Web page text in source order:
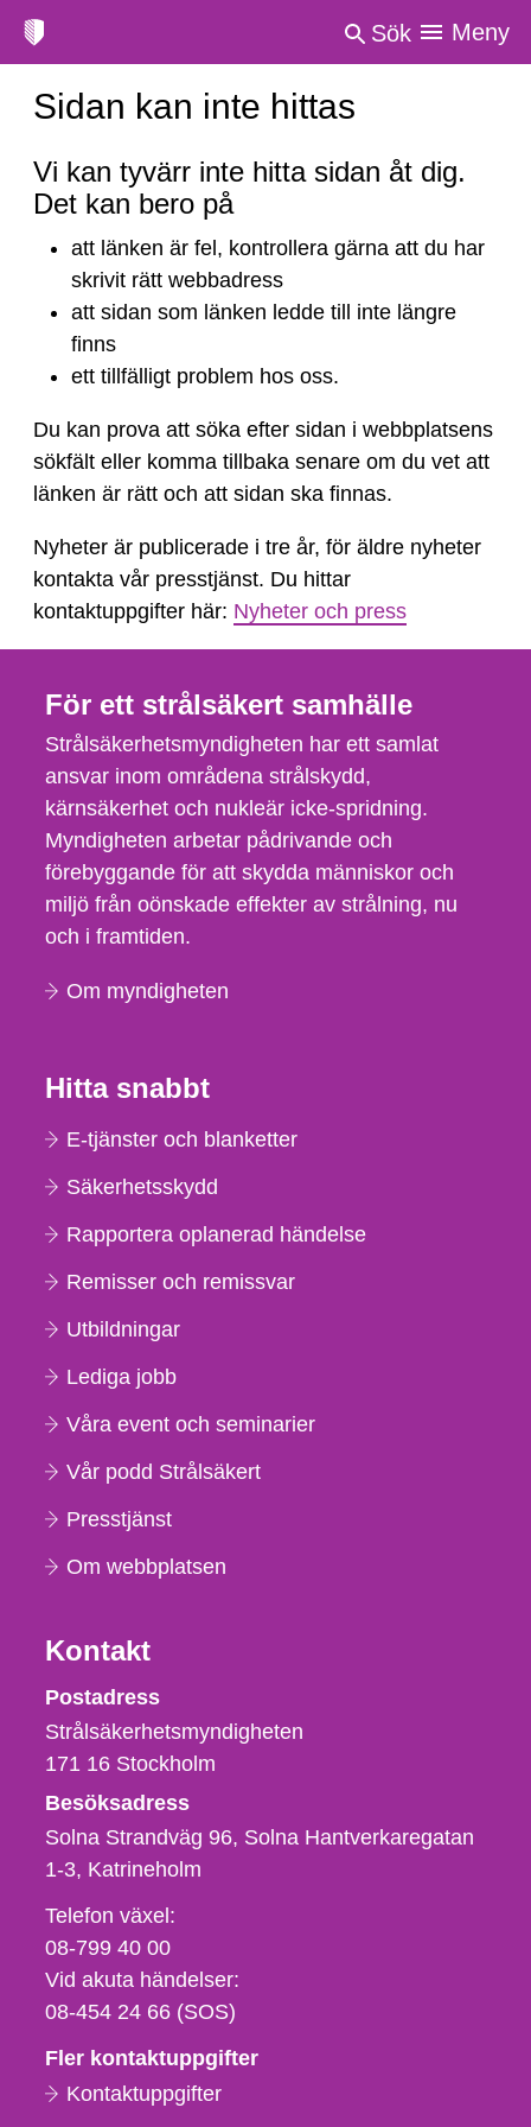
Sök Meny
Sidan kan inte hittas
Sidan
kan
inte
hittas
Vi kan tyvärr inte hitta sidan åt dig.
Det kan bero på
att länken är fel, kontrollera gärna att du har
skrivit rätt webbadress
att sidan som länken ledde till inte längre
finns
ett tillfälligt problem hos oss.
Du kan prova att söka efter sidan i webbplatsens
sökfält eller komma tillbaka senare om du vet att
länken är rätt och att sidan ska finnas.
Nyheter är publicerade i tre år, för äldre nyheter
kontakta vår presstjänst. Du hittar
kontaktuppgifter här: Nyheter och press
För ett strålsäkert samhälle
Strålsäkerhetsmyndigheten har ett samlat
ansvar inom områdena strålskydd,
kärnsäkerhet och nukleär icke-spridning.
Myndigheten arbetar pådrivande och
förebyggande för att skydda människor och
miljö från oönskade effekter av strålning, nu
och i framtiden.
Om myndigheten
Hitta snabbt
E-tjänster och blanketter
Säkerhetsskydd
Rapportera oplanerad händelse
Remisser och remissvar
Utbildningar
Lediga jobb
Våra event och seminarier
Vår podd Strålsäkert
Presstjänst
Om webbplatsen
Kontakt
Strålsäkerhetsmyndigheten
Postadress
Strålsäkerhetsmyndigheten
171 16 Stockholm
Besöksadress
Solna Strandväg 96, Solna Hantverkaregatan
1-3 Katrineholm
Telefon,
fax
och
e-
Telefon växel:
08-799 40 00
Vid akuta händelser:
08-454 24 66 (SOS)
Fler kontaktuppgifter
Kontaktuppgifter